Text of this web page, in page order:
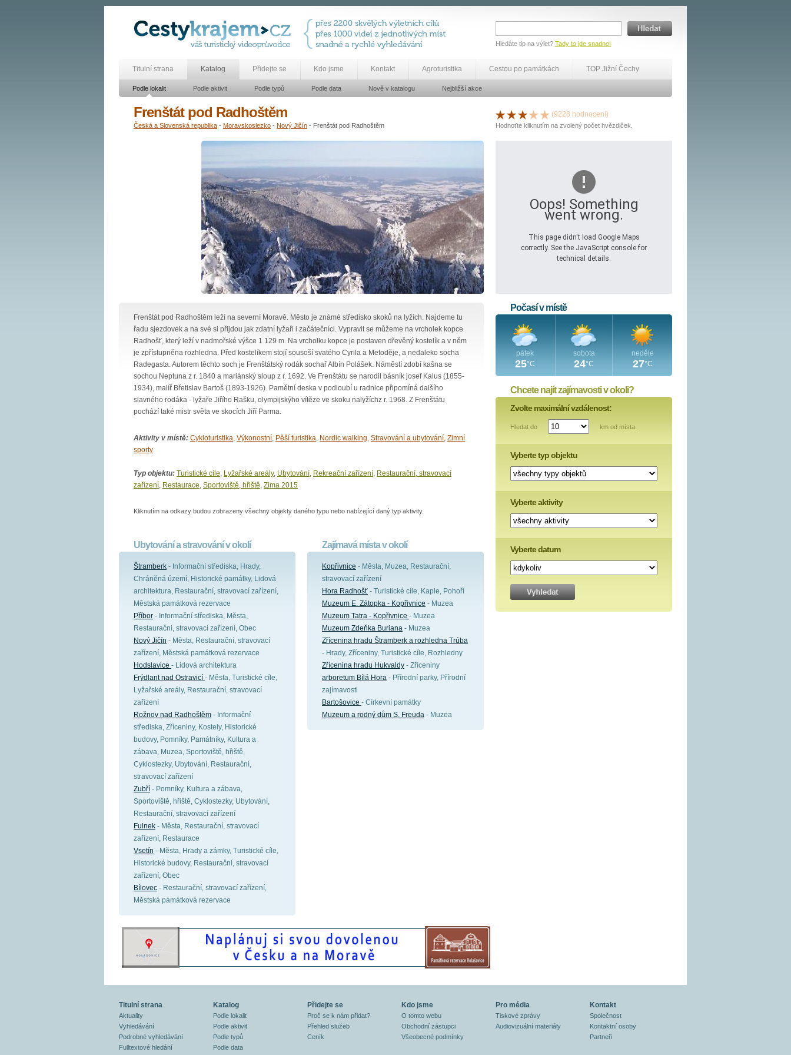
Hledáte tip na výlet? Tady to jde snadno!
Titulní strana Katalog Přidejte se Kdo jsme Kontakt Agroturistika Cestou po památkách TOP Jižní Čechy
Podle lokalit Podle aktivit Podle typů Podle data Nově v katalogu Nejbližší akce
Frenštát pod Radhoštěm
Česká a Slovenská republika - Moravskoslezko - Nový Jičín - Frenštát pod Radhoštěm
Frenštát pod Radhoštěm leží na severní Moravě. Město je známé středisko skoků na lyžích. Najdeme tu
řadu sjezdovek a na své si přijdou jak zdatní lyžaři i začátečníci. Vypravit se můžeme na vrcholek kopce
Radhošť, který leží v nadmořské výšce 1 129 m. Na vrcholku kopce je postaven dřevěný kostelík a v něm
je zpřístupněna rozhledna. Před kostelíkem stojí sousoší svatého Cyrila a Metoděje, a nedaleko socha
Radegasta. Autorem těchto soch je Frenštátský rodák sochař Albín Polášek. Náměstí zdobí kašna se
sochou Neptuna z r. 1840 a mariánský sloup z r. 1692. Ve Frenštátu se narodil básník josef Kalus (1855-
1934), malíř Břetislav Bartoš (1893-1926). Pamětní deska v podloubí u radnice připomíná dalšího
slavného rodáka - lyžaře Jiřího Rašku, olympijskýho vítěze ve skoku nalyžíchz r. 1968. Z Frenštátu
pochází také mistr světa ve skocích Jiří Parma.
Aktivity v místě: Cykloturistika, Výkonostní, Pěší turistika, Nordic walking, Stravování a ubytování, Zimní
sporty
Typ objektu: Turistické cíle, Lyžařské areály, Ubytování, Rekreační zařízení, Restaurační, stravovací
zařízení, Restaurace, Sportoviště, hřiště, Zima 2015
Kliknutím na odkazy budou zobrazeny všechny objekty daného typu nebo nabízející daný typ aktivity.
Ubytování a stravování v okolí
Štramberk - Informační střediska, Hrady,
Chráněná území, Historické památky, Lidová
architektura, Restaurační, stravovací zařízení,
Městská památková rezervace
Příbor - Informační střediska, Města,
Restaurační, stravovací zařízení, Obec
Nový Jičín - Města, Restaurační, stravovací
zařízení, Městská památková rezervace
Hodslavice - Lidová architektura
Frýdlant nad Ostravicí - Města, Turistické cíle,
Lyžařské areály, Restaurační, stravovací
zařízení
Rožnov nad Radhoštěm - Informační
střediska, Zříceniny, Kostely, Historické
budovy, Pomníky, Památníky, Kultura a
zábava, Muzea, Sportoviště, hřiště,
Cyklostezky, Ubytování, Restaurační,
stravovací zařízení
Zubří - Pomníky, Kultura a zábava,
Sportoviště, hřiště, Cyklostezky, Ubytování,
Restaurační, stravovací zařízení
Fulnek - Města, Restaurační, stravovací
zařízení, Restaurace
Vsetín - Města, Hrady a zámky, Turistické cíle,
Historické budovy, Restaurační, stravovací
zařízení, Obec
Bílovec - Restaurační, stravovací zařízení,
Městská památková rezervace
Zajímavá místa v okolí
Kopřivnice - Města, Muzea, Restaurační,
stravovací zařízení
Hora Radhošť - Turistické cíle, Kaple, Pohoří
Muzeum E. Zátopka - Kopřivnice - Muzea
Muzeum Tatra - Kopřivnice - Muzea
Muzeum Zdeňka Buriana - Muzea
Zřícenina hradu Štramberk a rozhledna Trúba
- Hrady, Zříceniny, Turistické cíle, Rozhledny
Zřícenina hradu Hukvaldy - Zříceniny
arboretum Bílá Hora - Přírodní parky, Přírodní
zajímavosti
Bartošovice - Církevní památky
Muzeum a rodný dům S. Freuda - Muzea
(9228 hodnocení)
Hodnoťte kliknutím na zvolený počet hvězdiček.
Oops! Something
went wrong.
This page didn't load Google Maps
correctly. See the JavaScript console for
technical details.
Počasí v místě
pátek
25°C
sobota
24°C
neděle
27°C
Chcete najít zajímavosti v okoli?
Zvolte maximální vzdálenost:
Hledat do km od místa.
Vyberte typ objektu
Vyberte aktivity
Vyberte datum
Titulní strana
Aktuality
Vyhledávání
Podrobné vyhledávání
Fulltextové hledání
Katalog
Podle lokalit
Podle aktivit
Podle typů
Podle data
Přidejte se
Proč se k nám přidat?
Přehled služeb
Ceník
Kdo jsme
O tomto webu
Obchodní zástupci
Všeobecné podmínky
Pro média
Tiskové zprávy
Audiovizuální materiály
Kontakt
Společnost
Kontaktní osoby
Partneři